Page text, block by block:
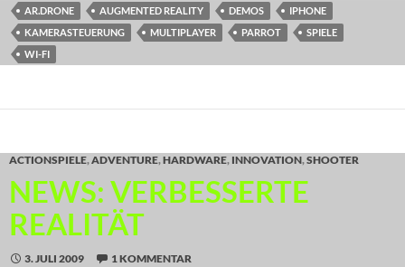
AR.DRONE AUGMENTED REALITY DEMOS
IPHONE
KAMERASTEUERUNG
MULTIPLAYER PARROT
SPIELE
WI-FI
ACTIONSPIELE,ADVENTURE,HARDWARE, INNOVATION,SHOOTER
NEWS: VERBESSERTE
REALITÄT
3. JULI 2009 1 KOMMENTAR